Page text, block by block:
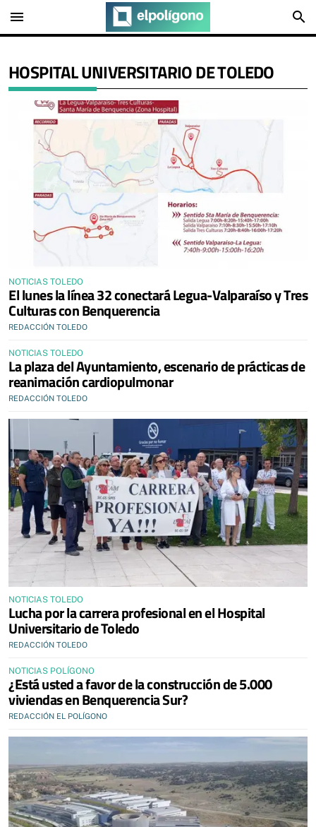
menu search
HOSPITAL UNIVERSITARIO DE TOLEDO
NOTICIAS TOLEDO
El lunes la línea 32 conectará Legua-Valparaíso y Tres
Culturas con Benquerencia
REDACCIÓN TOLEDO
NOTICIAS TOLEDO
La plaza del Ayuntamiento, escenario de prácticas de
reanimación cardiopulmonar
REDACCIÓN TOLEDO
NOTICIAS TOLEDO
Lucha por la carrera profesional en el Hospital
Universitario de Toledo
REDACCIÓN TOLEDO
NOTICIAS POLÍGONO
¿Está usted a favor de la construcción de 5.000
viviendas en Benquerencia Sur?
REDACCIÓN EL POLÍGONO